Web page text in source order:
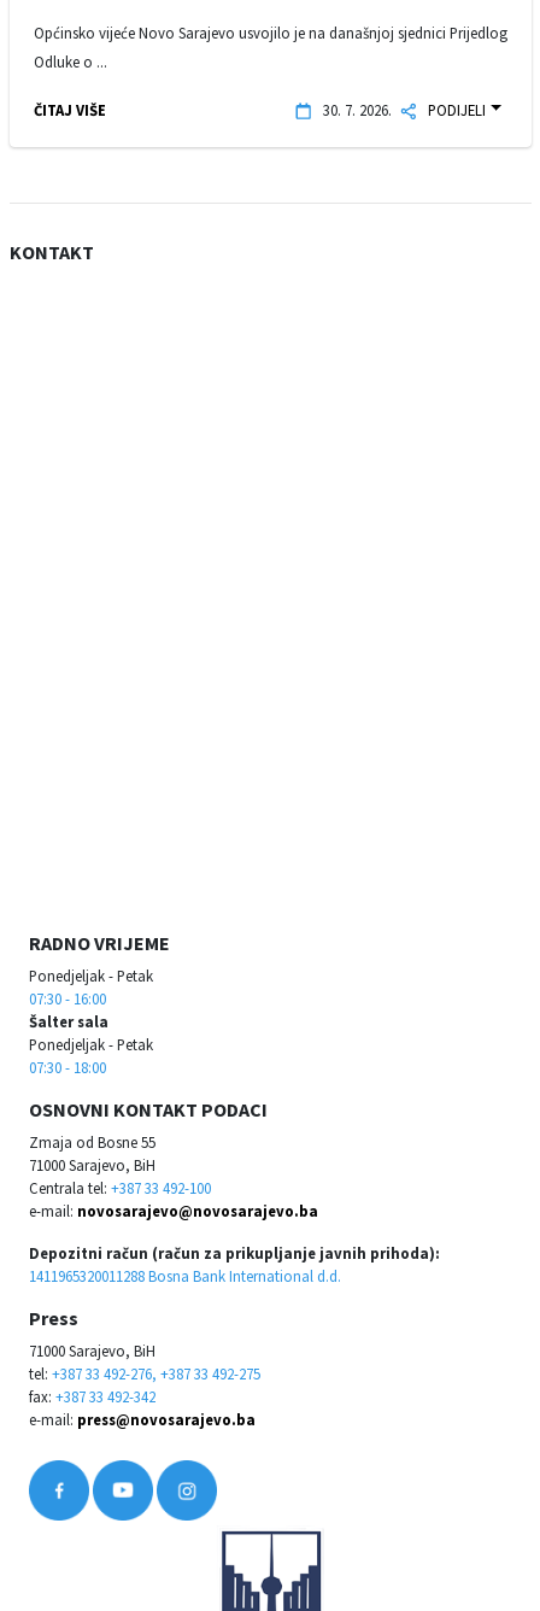
Općinsko vijeće Novo Sarajevo usvojilo je na današnjoj sjednici Prijedlog
Odluke o ...
ČITAJ VIŠE 30. 7. 2026. PODIJELI
KONTAKT
RADNO VRIJEME
Ponedjeljak - Petak
07:30 - 16:00
Šalter sala
Ponedjeljak - Petak
07:30 - 18:00
OSNOVNI KONTAKT PODACI
Zmaja od Bosne 55
71000 Sarajevo, BiH
Centrala tel: +387 33 492-100
e-mail: novosarajevo@novosarajevo.ba
Depozitni račun (račun za prikupljanje javnih prihoda):
1411965320011288 Bosna Bank International d.d.
Press
71000 Sarajevo, BiH
tel: +387 33 492-276, +387 33 492-275
fax: +387 33 492-342
e-mail: press@novosarajevo.ba